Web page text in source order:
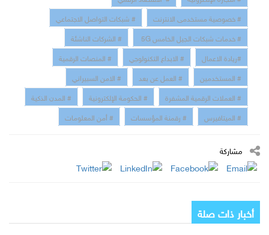
# خصوصية مستخدمى الانترنت
# شبكات التواصل الاجتماعي
# خدمات شبكات الجيل الخامس 5G
# الشركات الناشئة
#ريادة الاعمال
# الابداع التكنولوجي
# المنصات الرقمية
# المستخدمين
# العمل عن بعد
# الامن السبيراني
# العملات الرقمية المشفرة
# الحكومة الإلكترونية
# المدن الذكية
# الميتافيرس
# رقمنة المؤسسات # أمن المعلومات
مشاركة
أخبار ذات صلة